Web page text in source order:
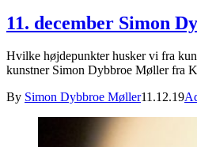
11. december Simon
Hvilke højdepunkter husker vi fra
kunstner Simon Dybbroe Møller fra
By Simon Dybbroe Møller11.12.19